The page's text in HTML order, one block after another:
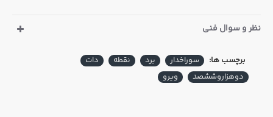
نظر و سوال فنی
برچسب ها: سوراخدار برد نقطه
دات
دوهزاروششصد
ویرو